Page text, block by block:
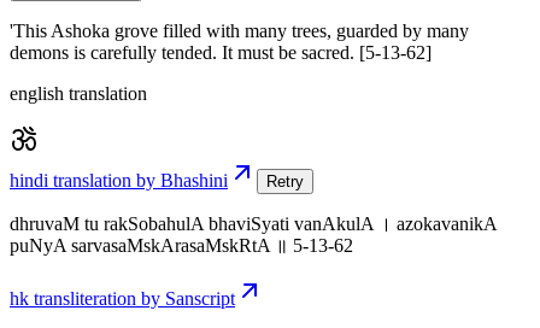
'This Ashoka grove filled with many trees, guarded by many
demons is carefully tended. It must be sacred. [5-13-62]
english translation
hindi translation by Bhashini Retry
dhruvaM tu rakSobahulA bhaviSyati vanAkulA । azokavanikA
puNyA sarvasaMskArasaMskRtA ॥ 5-13-62
hk transliteration by Sanscript